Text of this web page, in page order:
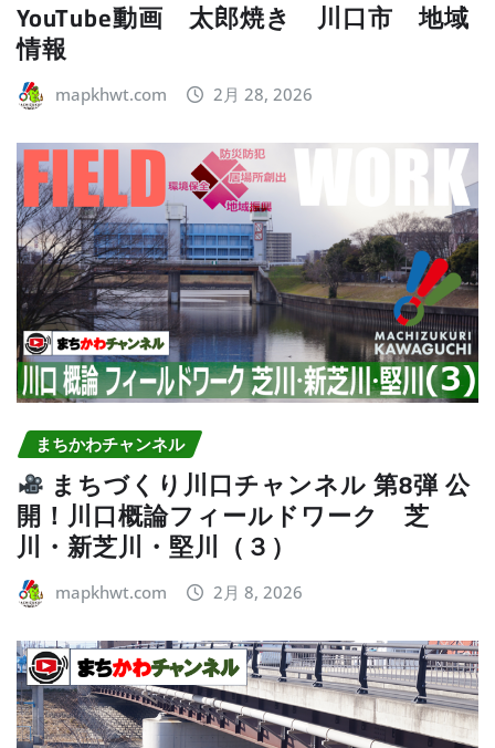
YouTube動画 太郎焼き 川口市 地域
情報
mapkhwt.com 2月 28, 2026
まちかわチャンネル
まちづくり川口チャンネル 第8弾 公
開！川口概論フィールドワーク 芝
川・新芝川・堅川（３）
mapkhwt.com 2月 8, 2026